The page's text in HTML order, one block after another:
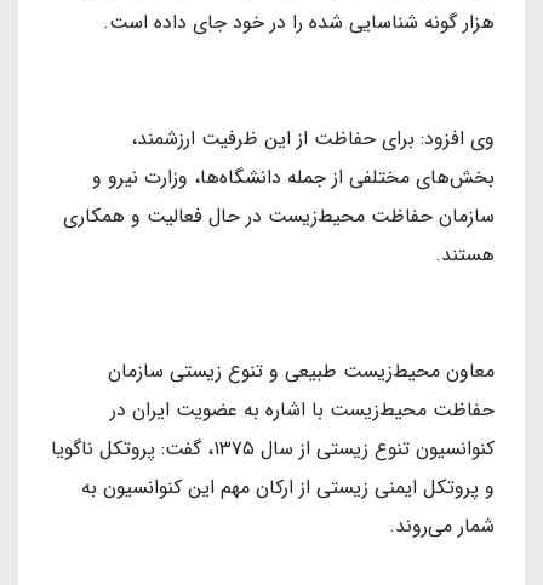
هزار گونه شناسایی شده را در خود جای داده است.
وی افزود: برای حفاظت از این ظرفیت ارزشمند،
بخش‌های مختلفی از جمله دانشگاه‌ها، وزارت نیرو و
سازمان حفاظت محیط‌زیست در حال فعالیت و همکاری
هستند.
معاون محیط‌زیست طبیعی و تنوع زیستی سازمان
حفاظت محیط‌زیست با اشاره به عضویت ایران در
کنوانسیون تنوع زیستی از سال ۱۳۷۵، گفت: پروتکل ناگویا
و پروتکل ایمنی زیستی از ارکان مهم این کنوانسیون به
شمار می‌روند.